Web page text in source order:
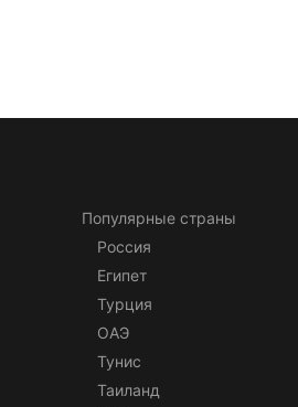
Популярные страны
Россия
Египет
Турция
ОАЭ
Тунис
Таиланд